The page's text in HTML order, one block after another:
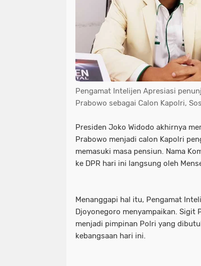
Pengamat Intelijen Apresiasi
Prabowo sebagai Calon Kapolri,
Presiden Joko Widodo akhirnya
Prabowo menjadi calon Kapolri
memasuki masa pensiun. Nama
ke DPR hari ini langsung oleh
Menanggapi hal itu, Pengamat
Djoyonegoro menyampaikan. Sigit
menjadi pimpinan Polri yang
kebangsaan hari ini.